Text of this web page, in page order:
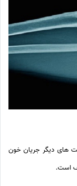
های دیگر جریان خون
است.